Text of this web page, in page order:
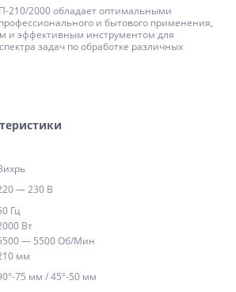
210/2000 обладает оптимальными
и бытового применения,
и эффективным инструментом для
задач по обработке различных
— 230 В
Гц
Вт
— 5500 Об/Мин
мм
75 мм / 45°-50 мм